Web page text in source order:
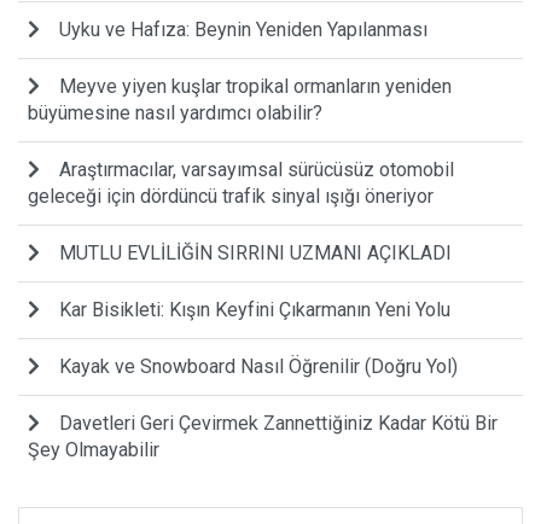
Uyku ve Hafıza: Beynin Yeniden Yapılanması
Meyve yiyen kuşlar tropikal ormanların yeniden
büyümesine nasıl yardımcı olabilir?
Araştırmacılar, varsayımsal sürücüsüz otomobil
geleceği için dördüncü trafik sinyal ışığı öneriyor
MUTLU EVLİLİĞİN SIRRINI UZMANI AÇIKLADI
Kar Bisikleti: Kışın Keyfini Çıkarmanın Yeni Yolu
Kayak ve Snowboard Nasıl Öğrenilir (Doğru Yol)
Davetleri Geri Çevirmek Zannettiğiniz Kadar Kötü Bir
Şey Olmayabilir